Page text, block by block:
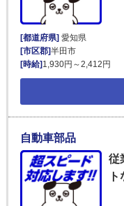
[都道府県] 愛知県
[市区郡]半田市
[時給] 1,930円～2,412円
自動車部品
従